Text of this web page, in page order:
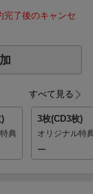
了後のキャンセ
すべて見る
典
3枚(CD3枚)
オリジナル特
ー